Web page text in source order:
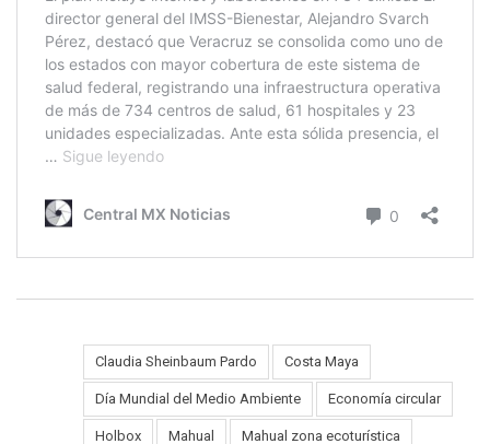
Claudia Sheinbaum Pardo Costa Maya
Día Mundial del Medio Ambiente Economía circular
Holbox Mahual Mahual zona ecoturística